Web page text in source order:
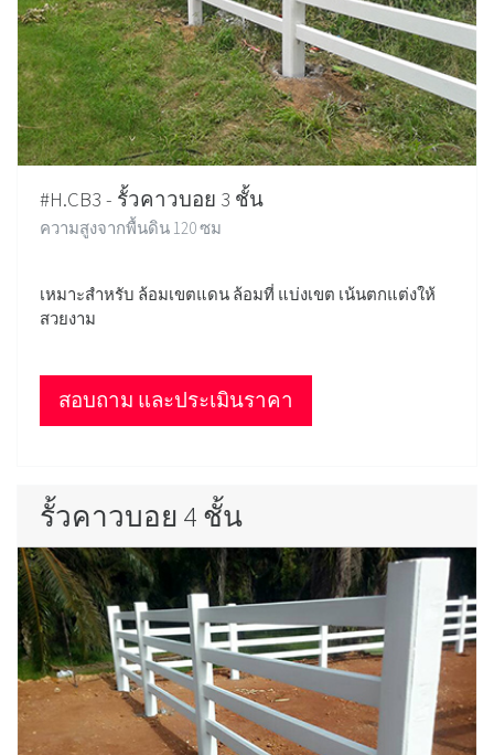
#H.CB3 - รั้วคาวบอย 3 ชั้น
ความสูงจากพื้นดิน 120 ซม
เหมาะสำหรับ ล้อมเขตแดน ล้อมที่ แบ่งเขต เน้นตกแต่งให้
สวยงาม
สอบถาม และประเมินราคา
รั้วคาวบอย 4 ชั้น